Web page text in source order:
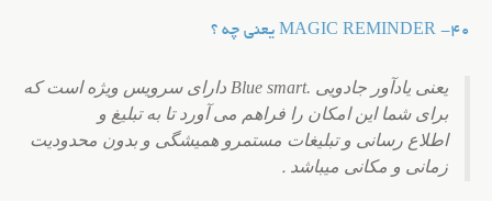
40- MAGIC REMINDER یعنی چه ؟
یعنی یادآور جادویی .Blue smart دارای سرویس ویژه است که
برای شما این امکان را فراهم می آورد تا به تبلیغ و
اطلاع رسانی و تبلیغات مستمر و همیشگی و بدون محدودیت
زمانی و مکانی میباشد .